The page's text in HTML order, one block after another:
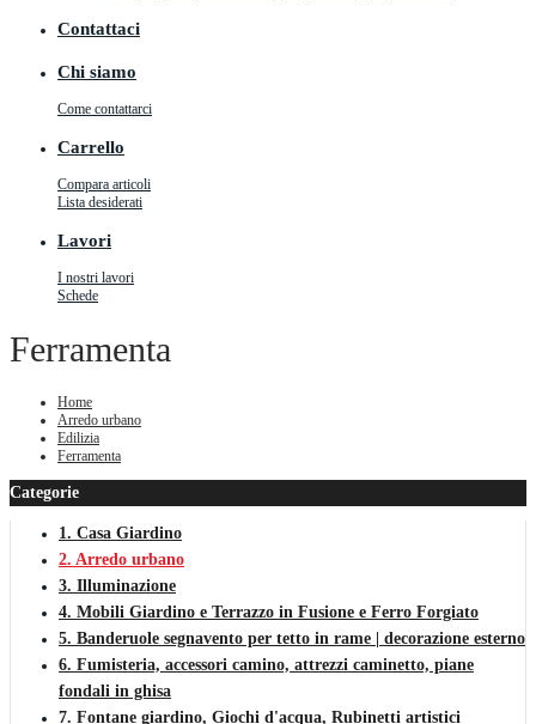
Contattaci
Chi siamo
Come contattarci
Carrello
Compara articoli
Lista desiderati
Lavori
I nostri lavori
Schede
Ferramenta
Home
Arredo urbano
Edilizia
Ferramenta
Categorie
1. Casa Giardino
2. Arredo urbano
3. Illuminazione
4. Mobili Giardino e Terrazzo in Fusione e Ferro Forgiato
5. Banderuole segnavento per tetto in rame | decorazione esterno
6. Fumisteria, accessori camino, attrezzi caminetto, piane
fondali in ghisa
7. Fontane giardino, Giochi d'acqua, Rubinetti artistici